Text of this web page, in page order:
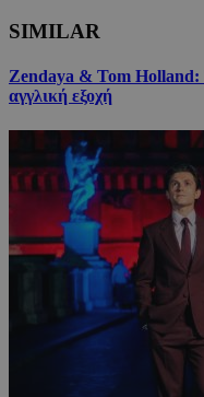
SIMILAR
Zendaya & Tom Holland:
αγγλική εξοχή